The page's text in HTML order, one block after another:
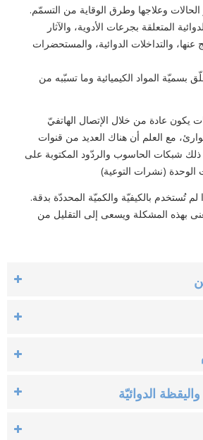
وعلاجها وطرق الوقاية من التسمّم.
المتعلقة بجرعات الأدوية، والآثار
عنها، والتداخلات الدوائية، والمستحضرات
بسميّة المواد الكيميائية وما تسبّبه من
يكون عادة من خلال الإتصال الهاتفيّ
مع العلم أن هناك العديد من قنوات
‏ذلك شبكات الحاسوب والردّود المكتوبة على
‏‏(نشرات التوعية)‏
لم تُستخدم بالكيفيّة والكميّة المحددّة بدقة.
بهذه المشكلة ويسعى إلى التقليل ‏من
الدوائيّة